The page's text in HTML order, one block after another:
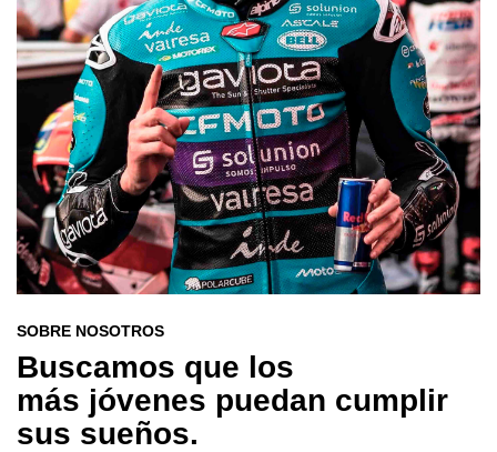
SOBRE NOSOTROS
Buscamos que los
más jóvenes puedan cumplir
sus sueños.